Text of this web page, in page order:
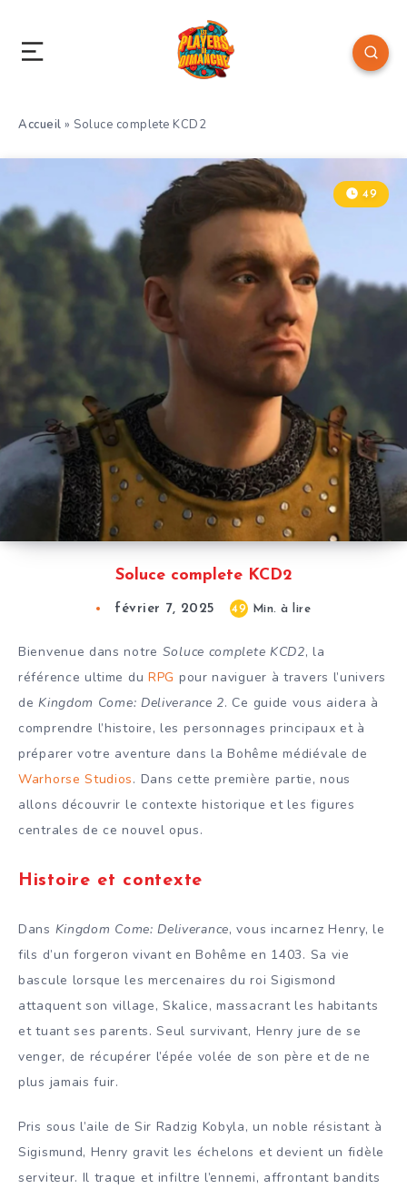
Accueil » Soluce complete KCD2
Soluce complete KCD2
49
février 7, 2025 49 Min. à lire
Bienvenue dans notre Soluce complete KCD2, la
référence ultime du RPG pour naviguer à travers l’univers
deKingdom Come: Deliverance 2. Ce guide vous aidera à
comprendre l’histoire, les personnages principaux et à
préparer votre aventure dans la Bohême médiévale de
Warhorse Studios. Dans cette première partie, nous
allons découvrir le contexte historique et les figures
centrales de ce nouvel opus.
Histoire et contexte
Dans Kingdom Come: Deliverance, vous incarnez Henry, le
fils d’un forgeron vivant en Bohême en 1403. Sa vie
bascule lorsque les mercenaires du roi Sigismond
attaquent son village, Skalice, massacrant les habitants
et tuant ses parents. Seul survivant, Henry jure de se
venger, de récupérer l’épée volée de son père et de ne
plus jamais fuir.
Pris sous l’aile de Sir Radzig Kobyla, un noble résistant à
Sigismund, Henry gravit les échelons et devient un fidèle
serviteur. Il traque et infiltre l’ennemi, affrontant bandits